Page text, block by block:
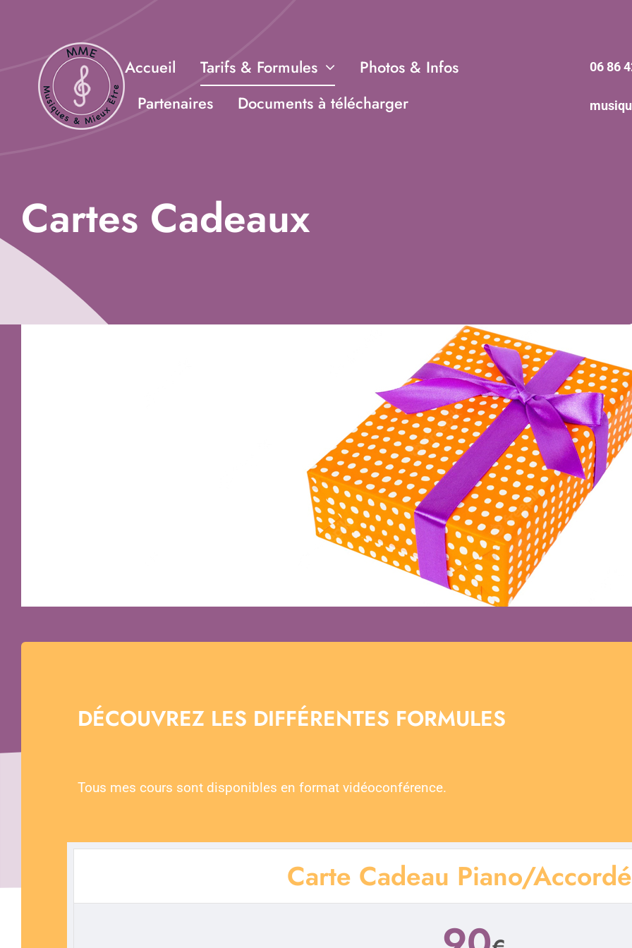
contenu
Accueil Tarifs & Formules
Photos & Infos
Partenaires
Documents à télécharger
06 86
Cartes Cadeaux
DÉCOUVREZ LES DIFFÉRENTES FORMULES
Tous mes cours sont disponibles en format vidéoconférence.
Carte Cadeau Piano/